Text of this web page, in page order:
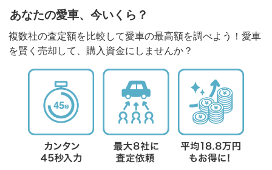
あなたの愛車、今いくら？
複数社の査定額を比較して愛車の最高額を調べよう！愛車
を賢く売却して、購入資金にしませんか？